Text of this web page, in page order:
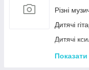
Металеві
Різні
Дитячі
Дитячі
Дитячі